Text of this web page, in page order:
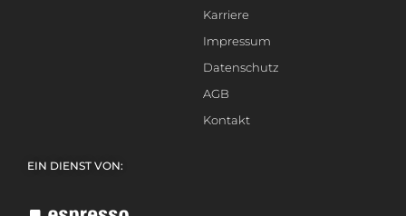
Karriere
Impressum
Datenschutz
AGB
Kontakt
EIN DIENST VON: